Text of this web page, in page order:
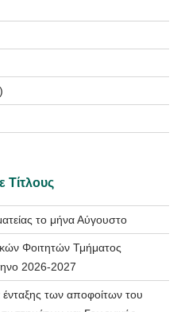
Τίτλους
το μήνα Αύγουστο
Φοιτητών Τμήματος
2026-2027
των αποφοίτων του